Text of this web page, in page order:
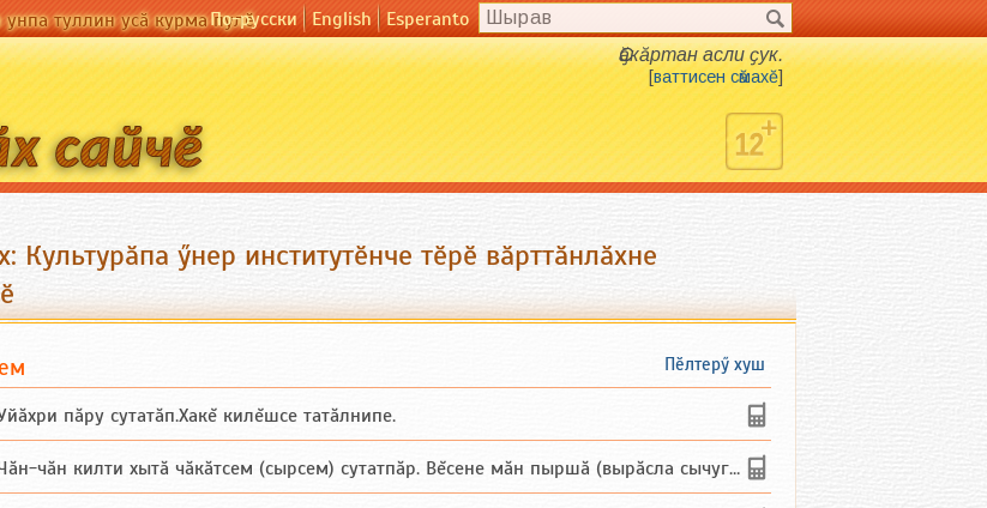
унпа туллин усӑ курма пулӗПо-русски English Esperanto
Ҫӑкӑртан асли ҫук.
[ваттисен сӑмахӗ]
Культурӑпа ӳнер институтӗнче тӗрӗ вӑрттӑнлӑхне
Пӗлтерӳ хуш
пăру сутатăп.Хакĕ килĕшсе татăлнипе.
чăн килти хытă чăкăтсем (сырсем) сутатпăр. Вĕсене мăн пыршă (вырăсла сычуг) ...